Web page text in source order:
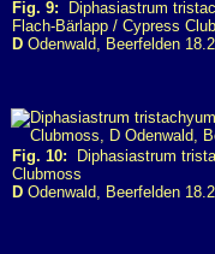
Fig. 9: Diphasiastrum
Flach-Bärlapp / Cypress
D Odenwald, Beerfelden
Fig. 10: Diphasiastrum
Clubmoss
D Odenwald, Beerfelden